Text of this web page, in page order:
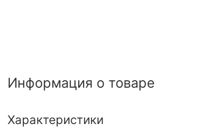
Информация о товаре
Характеристики